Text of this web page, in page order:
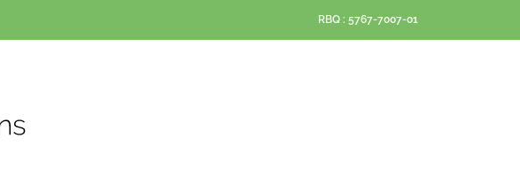
RBQ : 5767-7007-01